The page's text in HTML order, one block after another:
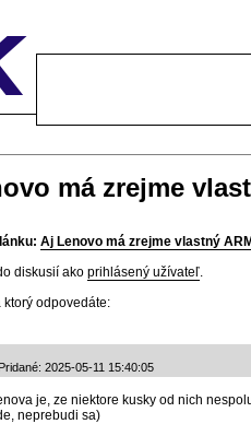
má zrejme
Aj Lenovo má zrejme vlastný
diskusií ako prihlásený užívateľ.
ktorý odpovedáte:
2025-05-11 15:40:05
je, ze niektore kusky od nich
neprebudi sa)